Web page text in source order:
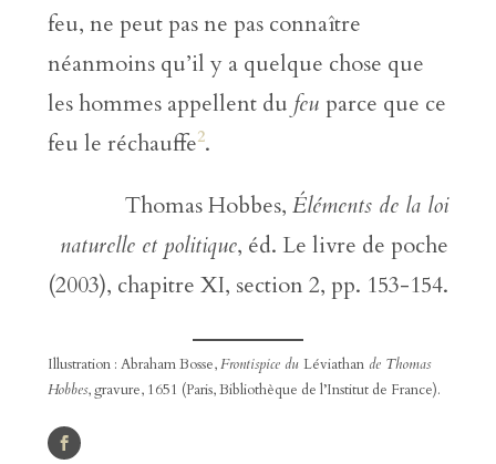
feu, ne peut pas ne pas connaître
néanmoins qu’il y a quelque chose que
les hommes appellent du feu parce que ce
feu le réchauffe2.
Thomas Hobbes,Éléments de la loi
naturelle et politique, éd. Le livre de poche
(2003), chapitre XI, section 2, pp. 153-154.
Illustration : Abraham Bosse,Frontispice du Léviathande Thomas
Hobbes, gravure, 1651 (Paris, Bibliothèque de l’Institut de France).